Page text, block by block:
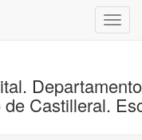
Castilleral.